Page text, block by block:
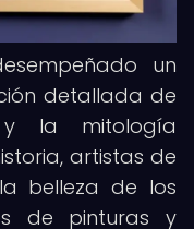
un
detallada de
y la mitología
artistas de
belleza de los
de pinturas y